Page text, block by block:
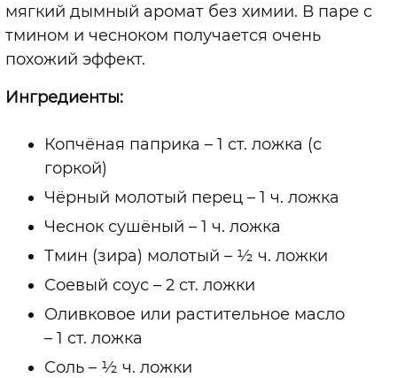
мягкий дымный аромат без химии. В паре с
тмином и чесноком получается очень
похожий эффект.
Ингредиенты:
Копчёная паприка – 1 ст. ложка (с
горкой)
Чёрный молотый перец – 1 ч. ложка
Чеснок сушёный – 1 ч. ложка
Тмин (зира) молотый – ½ ч. ложки
Соевый соус – 2 ст. ложки
Оливковое или растительное масло
– 1 ст. ложка
Соль – ½ ч. ложки